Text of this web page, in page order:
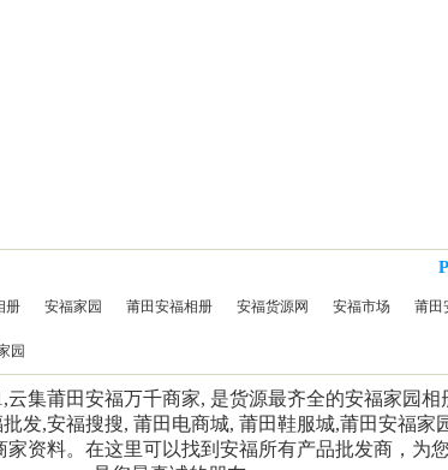
册 安福家园 莆田安福相册 安福货源网 安福市场 莆田
园
云集莆田安福万千商家, 是货源最齐全的安福家园
发,安福搜搜, 莆田电商城, 莆田鞋服城,莆田安福家
资料。在这里可以找到安福所有产品批发商，为